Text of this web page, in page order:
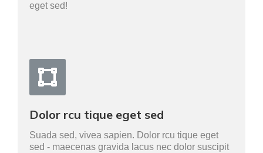
eget sed!
Dolor rcu tique eget sed
Suada sed, vivea sapien. Dolor rcu tique eget
sed - maecenas gravida lacus nec dolor suscipit